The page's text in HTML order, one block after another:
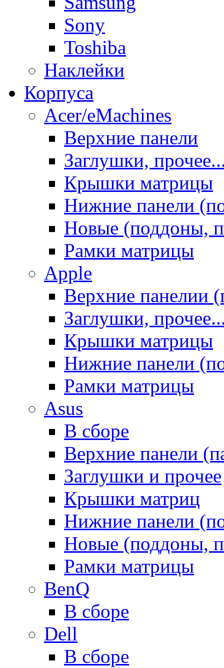
Sony
Toshiba
Наклейки
Корпуса
Acer/eMachines
Верхние панели
Заглушки,
Крышки матрицы
Нижние панели
Новые (поддоны,
Рамки матрицы
Apple
Верхние панелии
Заглушки,
Крышки матрицы
Нижние панели
Рамки матрицы
Asus
В сборе
Верхние панели
Заглушки и прочее
Крышки матриц
Нижние панели
Новые (поддоны,
Рамки матрицы
BenQ
В сборе
Dell
В сборе